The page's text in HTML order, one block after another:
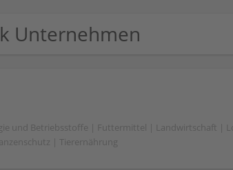
Unternehmen
und Betriebsstoffe | Futtermittel | Landwirtschaft |
| Tierernährung